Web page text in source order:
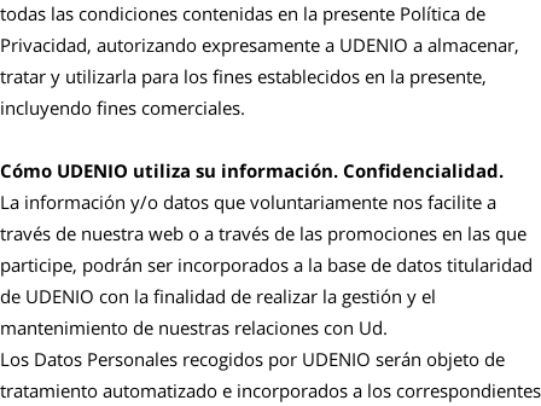
todas las condiciones contenidas en la presente Política de
Privacidad, autorizando expresamente a UDENIO a almacenar,
tratar y utilizarla para los fines establecidos en la presente,
incluyendo fines comerciales.
Cómo UDENIO utiliza su información. Confidencialidad.
La información y/o datos que voluntariamente nos facilite a
través de nuestra web o a través de las promociones en las que
participe, podrán ser incorporados a la base de datos titularidad
de UDENIO con la finalidad de realizar la gestión y el
mantenimiento de nuestras relaciones con Ud.
Los Datos Personales recogidos por UDENIO serán objeto de
tratamiento automatizado e incorporados a los correspondientes